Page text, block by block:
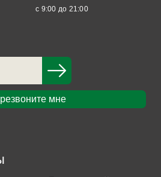
с 9:00 до 21:00
мне